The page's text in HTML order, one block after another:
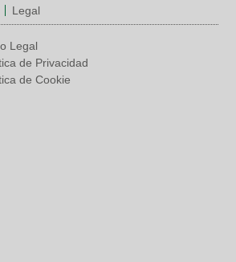
Legal
Legal
de Privacidad
de Cookie